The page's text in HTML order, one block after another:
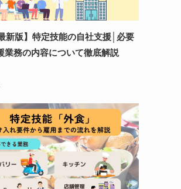
新版】特定技能の自社支援 必要
業務の内容について徹底解説